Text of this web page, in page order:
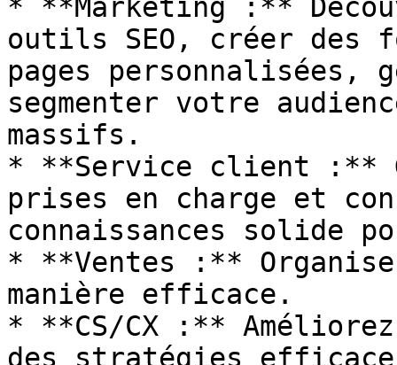
* **Marketing :**
outils SEO, créer des
pages
segmenter votre
massifs.
* **Service client :**
prises en charge et
connaissances solide
* **Ventes :**
manière efficace.
* **CS/CX :**
des stratégies